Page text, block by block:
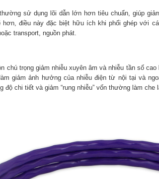
sử dụng lõi dẫn lớn hơn tiêu chuẩn, giúp
hơn, điều này đặc biệt hữu ích khi phối ghép với
transport, nguồn phát.
chú trọng giảm nhiễu xuyên âm và nhiễu tần số
giảm ảnh hưởng của nhiễu điện từ nội tại và
độ chi tiết và giảm “rung nhiễu” vốn thường làm che